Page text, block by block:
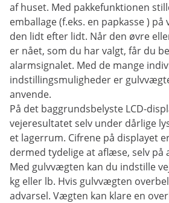
af huset. Med pakkefunktionen
emballage (f.eks. en papkasse )
den lidt efter lidt. Når den øvre
er nået, som du har valgt, får du
alarmsignalet. Med de mange
indstillingsmuligheder er
anvende.
På det baggrundsbelyste LCD-
vejeresultatet selv under dårlige
et lagerrum. Cifrene på displayet
dermed tydelige at aflæse, selv på
Med gulvvægten kan du indstille
kg eller lb. Hvis gulvvægten
advarsel. Vægten kan klare en